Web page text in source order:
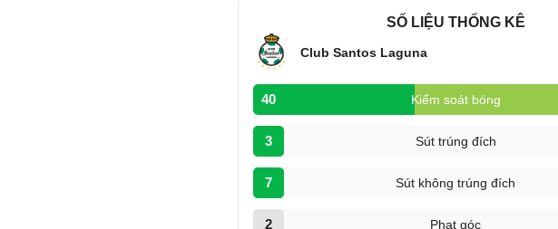
SỐ LIỆU THỐNG KÊ
Club Santos Laguna
40 Kiểm soát bóng
3 Sút trúng đích
7 Sút không trúng đích
2 Phạt góc